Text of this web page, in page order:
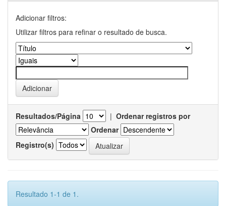
Adicionar filtros:
Utilizar filtros para refinar o resultado de busca.
Resultados/Página | Ordenar registros por
Ordenar
Registro(s)
Resultado 1-1 de 1.